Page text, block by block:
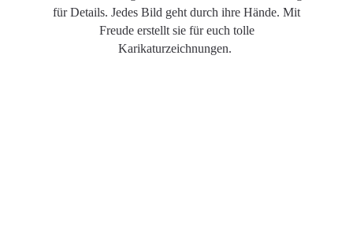
für Details. Jedes Bild geht durch ihre Hände. Mit
Freude erstellt sie für euch tolle
Karikaturzeichnungen.